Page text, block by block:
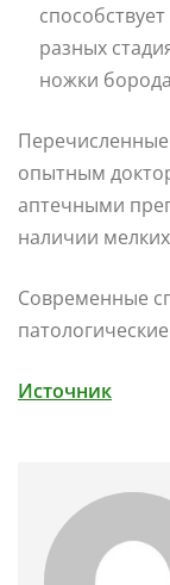
разных
ножки
опытным
аптечными
наличии
Современные
Источник